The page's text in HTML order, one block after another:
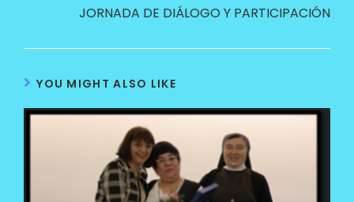
JORNADA DE DIÁLOGO Y PARTICIPACIÓN
YOU MIGHT ALSO LIKE